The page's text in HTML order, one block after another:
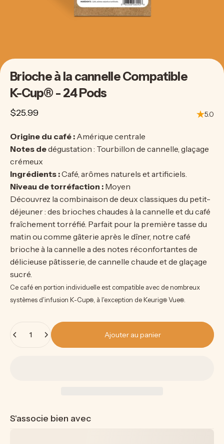
Briocheà la cannelleCompatible
K-Cup® - 24Pods
$25.99 5.0
Origine du café : Amérique centrale
Notes dedégustation : Tourbillon de cannelle, glaçage
crémeux
Ingrédients :Café, arômes naturels et artificiels.
Niveau de torréfaction : Moyen
Découvrez la combinaison de deux classiques du petit-
déjeuner : des brioches chaudes à la cannelle et du café
fraîchement torréfié. Parfait pour la première tasse du
matin ou comme gâterie après le dîner, notre café
brioche à la cannelle a des notes réconfortantes de
délicieuse pâtisserie, de cannelle chaude et de glaçage
sucré.
Ce café en portion individuelle est compatible avec de nombreux
systèmes d'infusion K-Cup® , à l'exception de Keurig® Vue®
Ajouter au panier
S'associe bien avec